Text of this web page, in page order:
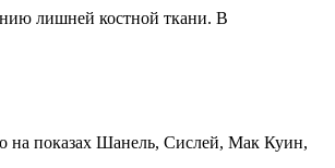
лишней костной ткани. В
на показах Шанель, Сислей, Мак Куин,